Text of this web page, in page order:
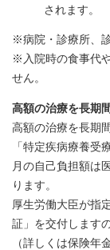
されます。
※病院・診療所、
※入院時の食事代
せん。
高額の治療を長期
高額の治療を長期
「特定疾病療養受
月の自己負担額は
ります。
厚生労働大臣が指
証」を交付します
（詳しくは保険年